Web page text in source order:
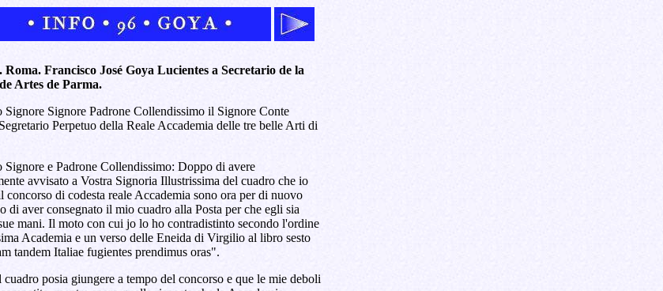
Roma. Francisco José Goya Lucientes a Secretario de la
Artes de Parma.
Signore Signore Padrone Collendissimo il Signore Conte
Perpetuo della Reale Accademia delle tre belle Arti di
Signore e Padrone Collendissimo: Doppo di avere
avvisato a Vostra Signoria Illustrissima del cuadro che io
concorso di codesta reale Accademia sono ora per di nuovo
di aver consegnato il mio cuadro alla Posta per che egli sia
mani. Il moto con cui jo lo ho contradistinto secondo l'ordine
Academia e un verso delle Eneida di Virgilio al libro sesto
tandem Italiae fugientes prendimus oras".
cuadro posia giungere a tempo del concorso e que le mie deboli